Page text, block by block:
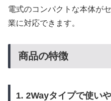
電式のコンパクトな本体が
業に対応できます。
商品の特徴
1. 2Wayタイプで使い